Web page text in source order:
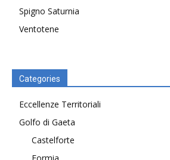
Spigno Saturnia
Ventotene
Categories
Eccellenze Territoriali
Golfo di Gaeta
Castelforte